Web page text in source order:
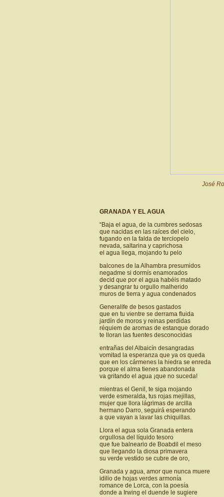
José
GRANADA Y EL AGUA
“Baja el agua, de la cumbres sedosas
que nacidas en las raíces del cielo,
fugando en la falda de terciopelo
nevada, saltarina y caprichosa
el agua llega, mojando tu pelo
balcones de la Alhambra presumidos
negadme si dormís enamorados
decid que por el agua habéis matado
y desangrar tu orgullo malherido
muros de tierra y agua condenados
Generalife de besos gastados
que en tu vientre se derrama fluida
jardín de moros y reinas perdidas
réquiem de aromas de estanque dorado
te lloran las fuentes desconocidas
entrañas del Albaicín desangradas
vomitad la esperanza que ya os queda
que en los cármenes la hiedra se enreda
porque el alma tienes abandonada
va gritando el agua ¡que no suceda!
mientras el Genil, te siga mojando
verde esmeralda, tus rojas mejillas,
mujer que llora lágrimas de arcilla
hermano Darro, seguirá esperando
a que vayan a lavar las chiquillas.
Llora el agua sola Granada entera
orgullosa del líquido tesoro
que fue balneario de Boabdil el meso
que llegando la diosa primavera
su verde vestido se cubre de oro,
Granada y agua, amor que nunca muere
idilio de hojas verdes armonía
romance de Lorca, con la poesía
donde a Irwing el duende le sugiere